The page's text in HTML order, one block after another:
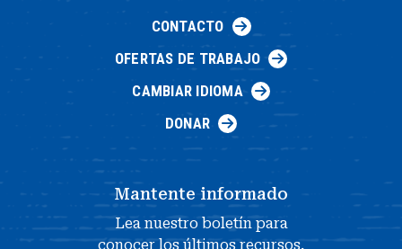
CONTACTO
OFERTAS DE TRABAJO
CAMBIAR IDIOMA
DONAR
Mantente informado
Lea nuestro boletín para
conocer los últimos recursos,